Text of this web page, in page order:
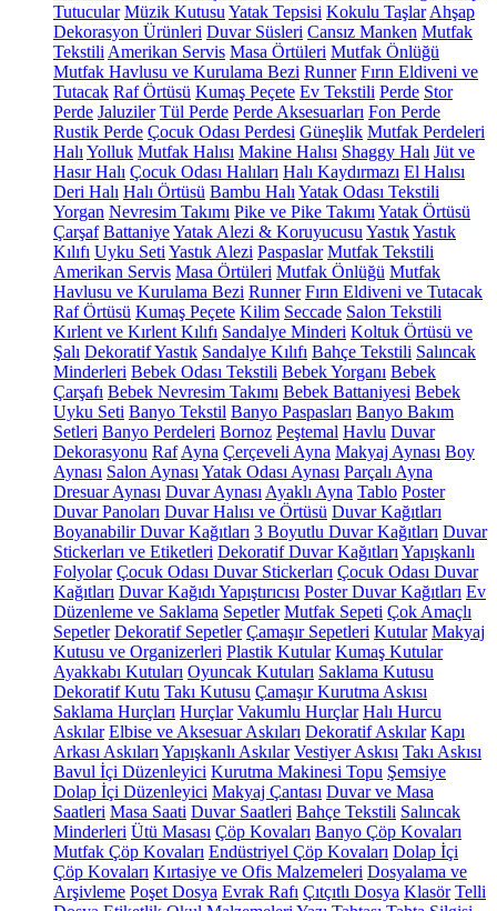
Tutucular Müzik Kutusu Yatak Tepsisi Kokulu Taşlar Ahşap
Dekorasyon Ürünleri Duvar Süsleri Cansız Manken Mutfak
Tekstili Amerikan Servis Masa Örtüleri Mutfak Önlüğü
Mutfak Havlusu ve Kurulama Bezi Runner Fırın Eldiveni ve
Tutacak Raf Örtüsü Kumaş Peçete Ev Tekstili Perde Stor
Perde Jaluziler Tül Perde Perde Aksesuarları Fon Perde
Rustik Perde Çocuk Odası Perdesi Güneşlik Mutfak Perdeleri
Halı Yolluk Mutfak Halısı Makine Halısı Shaggy Halı Jüt ve
Hasır Halı Çocuk Odası Halıları Halı Kaydırmazı El Halısı
Deri Halı Halı Örtüsü Bambu Halı Yatak Odası Tekstili
Yorgan Nevresim Takımı Pike ve Pike Takımı Yatak Örtüsü
Çarşaf BattaniyeYatak Alezi & Koruyucusu YastıkYastık
Kılıfı Uyku Seti Yastık Alezi Paspaslar Mutfak Tekstili
Amerikan Servis Masa Örtüleri Mutfak Önlüğü Mutfak
Havlusu ve Kurulama Bezi Runner Fırın Eldiveni ve Tutacak
Raf Örtüsü Kumaş Peçete Kilim Seccade Salon Tekstili
Kırlent ve Kırlent Kılıfı Sandalye Minderi Koltuk Örtüsü ve
Şalı Dekoratif Yastık Sandalye Kılıfı Bahçe Tekstili Salıncak
Minderleri Bebek Odası Tekstili Bebek Yorganı Bebek
Çarşafı Bebek Nevresim Takımı Bebek Battaniyesi Bebek
Uyku Seti Banyo Tekstil Banyo Paspasları Banyo Bakım
Setleri Banyo Perdeleri Bornoz Peştemal Havlu Duvar
Dekorasyonu Raf Ayna Çerçeveli Ayna Makyaj Aynası Boy
Aynası Salon Aynası Yatak Odası Aynası Parçalı Ayna
Dresuar Aynası Duvar Aynası Ayaklı Ayna Tablo Poster
Duvar Panoları Duvar Halısı ve Örtüsü Duvar Kağıtları
Boyanabilir Duvar Kağıtları 3 Boyutlu Duvar Kağıtları Duvar
Stickerları ve Etiketleri Dekoratif Duvar Kağıtları Yapışkanlı
Folyolar Çocuk Odası Duvar Stickerları Çocuk Odası Duvar
Kağıtları Duvar Kağıdı Yapıştırıcısı Poster Duvar Kağıtları Ev
Düzenleme ve Saklama Sepetler Mutfak Sepeti Çok Amaçlı
Sepetler Dekoratif Sepetler Çamaşır Sepetleri Kutular Makyaj
Kutusu ve Organizerleri Plastik Kutular Kumaş Kutular
Ayakkabı Kutuları Oyuncak Kutuları Saklama Kutusu
Dekoratif Kutu Takı Kutusu Çamaşır Kurutma Askısı
Saklama Hurçları Hurçlar Vakumlu Hurçlar Halı Hurcu
Askılar Elbise ve Aksesuar Askıları Dekoratif Askılar Kapı
Arkası Askıları Yapışkanlı Askılar Vestiyer Askısı Takı Askısı
Bavul İçi Düzenleyici Kurutma Makinesi Topu Şemsiye
Dolap İçi Düzenleyici Makyaj Çantası Duvar ve Masa
Saatleri Masa Saati Duvar Saatleri Bahçe Tekstili Salıncak
Minderleri Ütü Masası Çöp Kovaları Banyo Çöp Kovaları
Mutfak Çöp Kovaları Endüstriyel Çöp Kovaları Dolap İçi
Çöp Kovaları Kırtasiye ve Ofis Malzemeleri Dosyalama ve
Arşivleme Poşet Dosya Evrak Rafı Çıtçıtlı Dosya Klasör Telli